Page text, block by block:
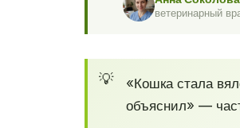
ветеринарный
«Кошка стала
объяснил» —